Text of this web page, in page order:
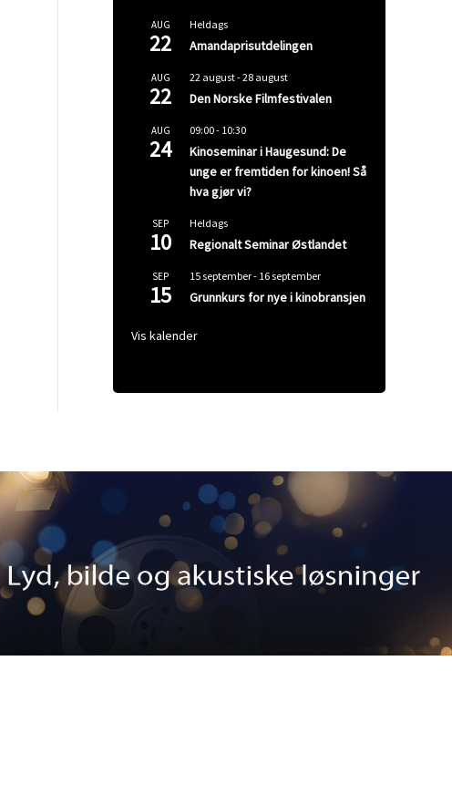
AUG
22
Heldags
Amandaprisutdelingen
AUG
22
22 august-28 august
Den Norske Filmfestivalen
AUG
24
09:00- 10:30
Kinoseminar i Haugesund: De
unge er fremtiden for kinoen! Så
hva gjør vi?
SEP
10
Heldags
Regionalt Seminar Østlandet
SEP
15
15 september- 16 september
Grunnkurs for nye i kinobransjen
Vis kalender